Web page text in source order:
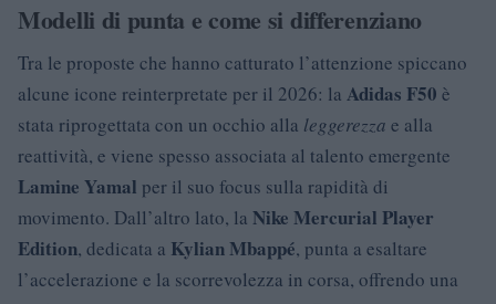
Modelli di punta e come si differenziano
Tra le proposte che hanno catturato l’attenzione spiccano
alcune icone reinterpretate per il 2026: la Adidas F50 è
stata riprogettata con un occhio alla leggerezza e alla
reattività, e viene spesso associata al talento emergente
Lamine Yamal per il suo focus sulla rapidità di
movimento. Dall’altro lato, la Nike Mercurial Player
Edition, dedicata a Kylian Mbappé, punta a esaltare
l’accelerazione e la scorrevolezza in corsa, offrendo una